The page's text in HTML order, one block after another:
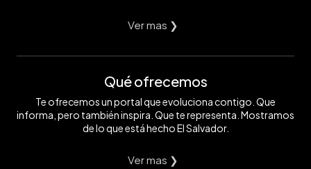
Ver mas ❯
Qué ofrecemos
Te ofrecemos un portal que evoluciona contigo. Que
informa, pero también inspira. Que te representa. Mostramos
de lo que está hecho El Salvador.
Ver mas ❯